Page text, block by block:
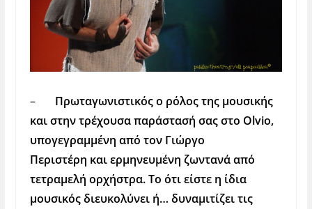
–
Πρωταγωνιστικός ο ρόλος της μουσικής
και στην τρέχουσα παράστασή σας στο Olvio,
υπογεγραμμένη από τον Γιώργο
Περιστέρη και ερμηνευμένη ζωντανά από
τετραμελή ορχήστρα. Το ότι είστε η ίδια
μουσικός διευκολύνει ή… δυναμιτίζει τις